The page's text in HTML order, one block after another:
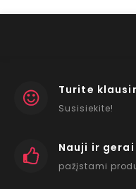
Turite
Susisiekite!
Nauji ir gerai
pažįstami